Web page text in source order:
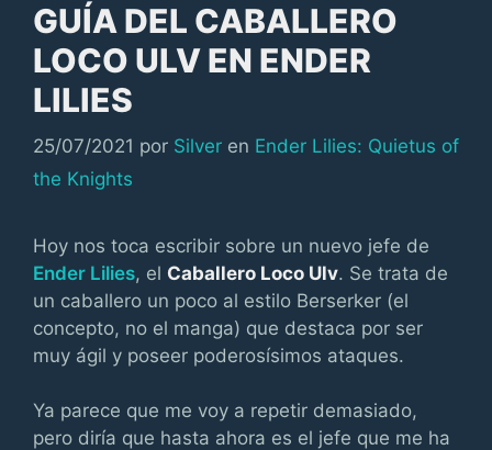
GUÍA DEL CABALLERO
LOCO ULV EN ENDER
LILIES
25/07/2021 por Silver en Categorías
Ender Lilies: Quietus of
the Knights
Hoy nos toca escribir sobre un nuevo jefe de
Ender Lilies, el Caballero Loco Ulv. Se trata de
un caballero un poco al estilo Berserker (el
concepto, no el manga) que destaca por ser
muy ágil y poseer poderosísimos ataques.
Ya parece que me voy a repetir demasiado,
pero diría que hasta ahora es el jefe que me ha